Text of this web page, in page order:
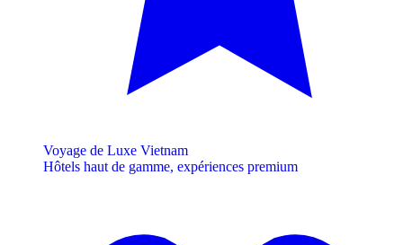
Voyage de Luxe Vietnam
Hôtels haut de gamme, expériences premium